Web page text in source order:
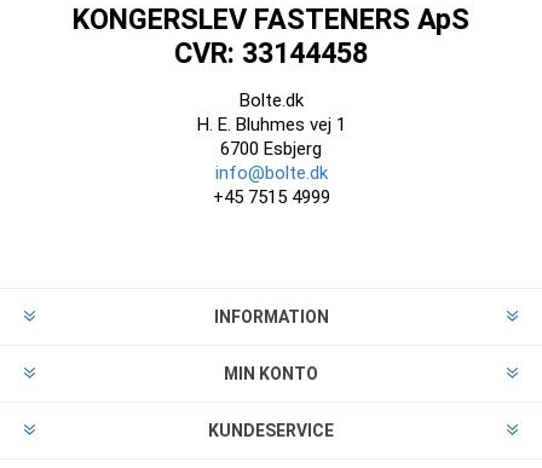
KONGERSLEV FASTENERS ApS
CVR: 33144458
Bolte.dk
H. E. Bluhmes vej 1
6700 Esbjerg
info@bolte.dk
+45 7515 4999
INFORMATION
MIN KONTO
KUNDESERVICE